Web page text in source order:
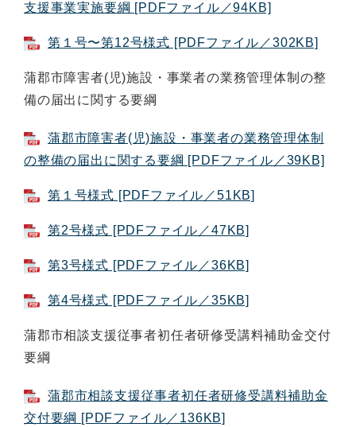
支援事業実施要綱 [PDFファイル／94KB]
第１号〜第12号様式 [PDFファイル／302KB]
蒲郡市障害者(児)施設・事業者の業務管理体制の整
備の届出に関する要綱
蒲郡市障害者(児)施設・事業者の業務管理体制
の整備の届出に関する要綱 [PDFファイル／39KB]
第１号様式 [PDFファイル／51KB]
第2号様式 [PDFファイル／47KB]
第3号様式 [PDFファイル／36KB]
第4号様式 [PDFファイル／35KB]
蒲郡市相談支援従事者初任者研修受講料補助金交付
要綱
蒲郡市相談支援従事者初任者研修受講料補助金
交付要綱 [PDFファイル／136KB]